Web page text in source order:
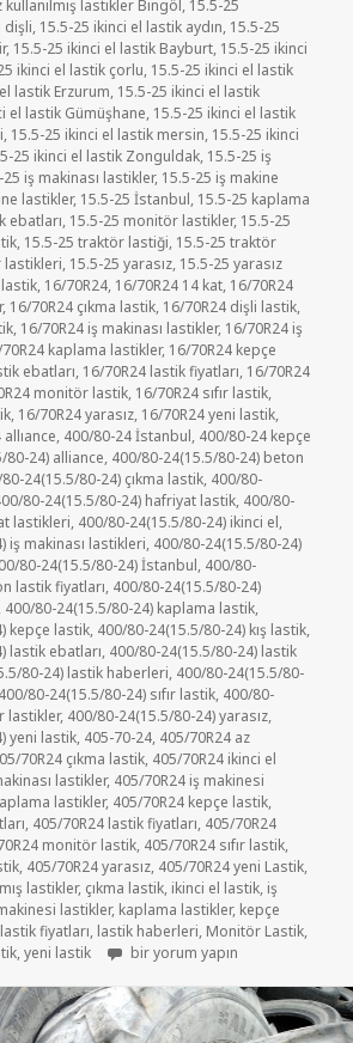
kullanılmış lastikler Bingöl, 15.5-25
dişli, 15.5-25 ikinci el lastik aydın, 15.5-25
, 15.5-25 ikinci el lastik Bayburt, 15.5-25 ikinci
ikinci el lastik çorlu, 15.5-25 ikinci el lastik
lastik Erzurum, 15.5-25 ikinci el lastik
el lastik Gümüşhane, 15.5-25 ikinci el lastik
, 15.5-25 ikinci el lastik mersin, 15.5-25 ikinci
25 ikinci el lastik Zonguldak, 15.5-25 iş
25 iş makinası lastikler, 15.5-25 iş makine
lastikler, 15.5-25 İstanbul, 15.5-25 kaplama
ebatları, 15.5-25 monitör lastikler, 15.5-25
, 15.5-25 traktör lastiği, 15.5-25 traktör
lastikleri, 15.5-25 yarasız, 15.5-25 yarasız
, 16/70R24, 16/70R24 14 kat, 16/70R24
, 16/70R24 çıkma lastik, 16/70R24 dişli lastik,
, 16/70R24 iş makinası lastikler, 16/70R24 iş
kaplama lastikler, 16/70R24 kepçe
ebatları, 16/70R24 lastik fiyatları, 16/70R24
monitör lastik, 16/70R24 sıfır lastik,
, 16/70R24 yarasız, 16/70R24 yeni lastik,
, 400/80-24 İstanbul, 400/80-24 kepçe
80-24) alliance, 400/80-24(15.5/80-24) beton
24(15.5/80-24) çıkma lastik, 400/80-
80-24(15.5/80-24) hafriyat lastik, 400/80-
lastikleri, 400/80-24(15.5/80-24) ikinci el,
iş makinası lastikleri, 400/80-24(15.5/80-24)
80-24(15.5/80-24) İstanbul, 400/80-
lastik fiyatları, 400/80-24(15.5/80-24)
400/80-24(15.5/80-24) kaplama lastik,
kepçe lastik, 400/80-24(15.5/80-24) kış lastik,
lastik ebatları, 400/80-24(15.5/80-24) lastik
80-24) lastik haberleri, 400/80-24(15.5/80-
400/80-24(15.5/80-24) sıfır lastik, 400/80-
lastikler, 400/80-24(15.5/80-24) yarasız,
yeni lastik, 405-70-24, 405/70R24 az
70R24 çıkma lastik, 405/70R24 ikinci el
lastikler, 405/70R24 iş makinesi
lastikler, 405/70R24 kepçe lastik,
, 405/70R24 lastik fiyatları, 405/70R24
monitör lastik, 405/70R24 sıfır lastik,
, 405/70R24 yarasız, 405/70R24 yeni Lastik,
lastikler, çıkma lastik, ikinci el lastik, iş
lastikler, kaplama lastikler, kepçe
lastik fiyatları, lastik haberleri, Monitör Lastik,
,yeni lastik 405/70R24 (16/70R24) İKİNCİ EL
bir yorum yapın